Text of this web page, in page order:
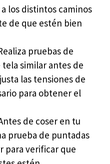
los distintos caminos
de que estén bien
pruebas de
similar antes de
las tensiones de
para obtener el
de coser en tu
prueba de puntadas
para verificar que